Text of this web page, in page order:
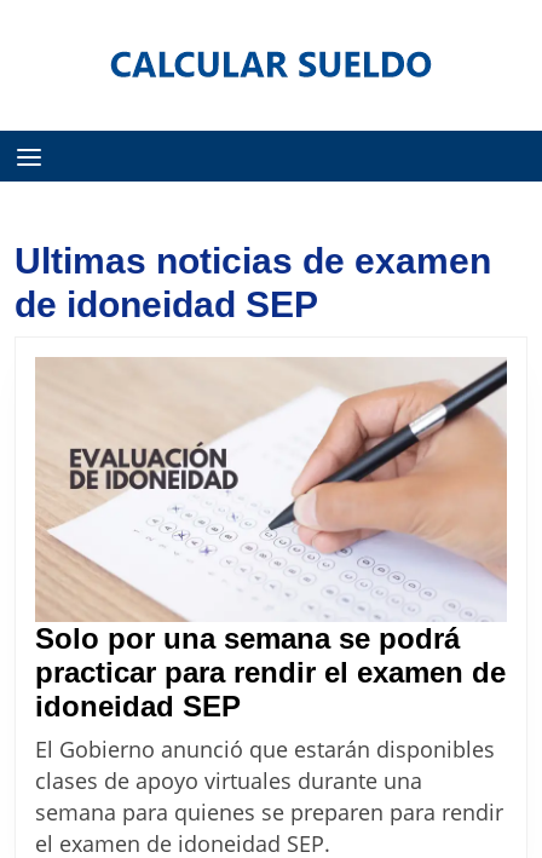
Ultimas noticias de examen
de idoneidad SEP
Solo por una semana se podrá
practicar para rendir el examen de
idoneidad SEPSolo
por
una
semana
se
El Gobierno anunció que estarán disponibles
clases de apoyo virtuales durante una
semana para quienes se preparen para rendir
el examen de idoneidad SEP.